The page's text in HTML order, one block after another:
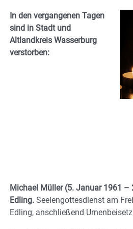
In den vergangenen Tagen
sind in Stadt und
Altlandkreis Wasserburg
verstorben:
Michael Müller (5. Januar 1961 –
Edling. Seelengottesdienst am
Edling, anschließend